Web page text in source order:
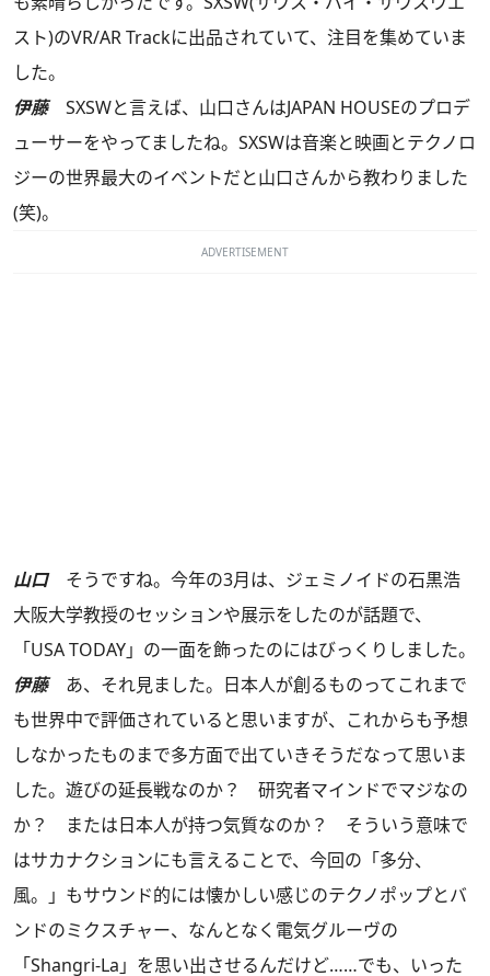
スト)のVR/AR Trackに出品されていて、注目を集めていま
した。
伊藤SXSWと言えば、山口さんはJAPAN HOUSEのプロデ
ューサーをやってましたね。SXSWは音楽と映画とテクノロ
ジーの世界最大のイベントだと山口さんから教わりました
(笑)。
ADVERTISEMENT
山口そうですね。今年の3月は、ジェミノイドの石黒浩
大阪大学教授のセッションや展示をしたのが話題で、
「USA TODAY」の一面を飾ったのにはびっくりしました。
伊藤あ、それ見ました。日本人が創るものってこれまで
も世界中で評価されていると思いますが、これからも予想
しなかったものまで多方面で出ていきそうだなって思いま
した。遊びの延長戦なのか？ 研究者マインドでマジなの
か？ または日本人が持つ気質なのか？ そういう意味で
はサカナクションにも言えることで、今回の「多分、
風。」もサウンド的には懐かしい感じのテクノポップとバ
ンドのミクスチャー、なんとなく電気グルーヴの
「Shangri-La」を思い出させるんだけど……でも、いった